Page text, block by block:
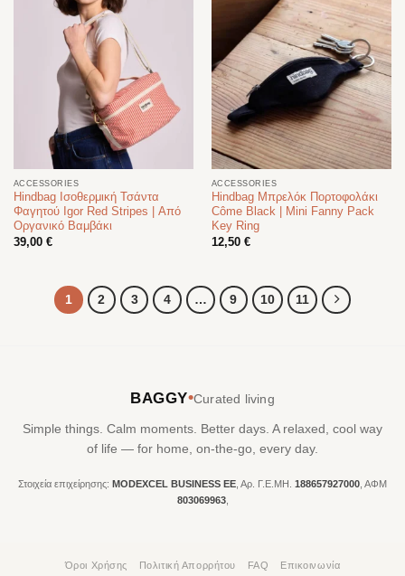
ACCESSORIES
Hindbag Ισοθερμική Τσάντα
Φαγητού Igor Red Stripes | Από
Οργανικό Βαμβάκι
39,00 €
ACCESSORIES
Hindbag Μπρελόκ Πορτοφολάκι
Côme Black | Mini Fanny Pack
Key Ring
12,50 €
1 2 3 4 … 9 10 11
BAGGY•Curated living
Simple things. Calm moments. Better days. A relaxed, cool way
of life — for home, on-the-go, every day.
Στοιχεία επιχείρησης: MODEXCEL BUSINESS ΕΕ , Αρ. Γ.Ε.ΜΗ. 188657927000 , ΑΦΜ
803069963,
Όροι Χρήσης Πολιτική Απορρήτου FAQ Επικοινωνία